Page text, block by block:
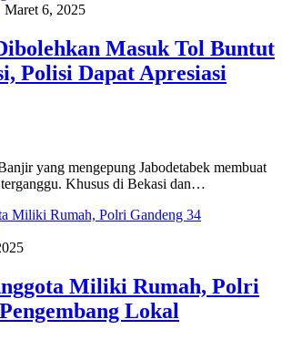
Maret 6, 2025
Masuk Tol Buntut
Polisi Dapat Apresiasi
yang mengepung Jabodetabek membuat
Khusus di Bekasi dan…
Miliki Rumah, Polri
Lokal